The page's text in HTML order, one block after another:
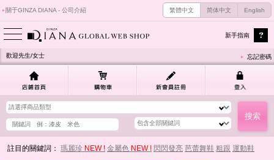
關于GINZA DIANA - 公司介紹 繁體中文 简体中文 English
新手指南
歡迎先生/女士 忘記密碼
註目的關鍵詞： 瑪麗珍 NEW ! 金屬色 NEW ! 閃閃發亮 芭蕾舞鞋 粗跟 運動鞋